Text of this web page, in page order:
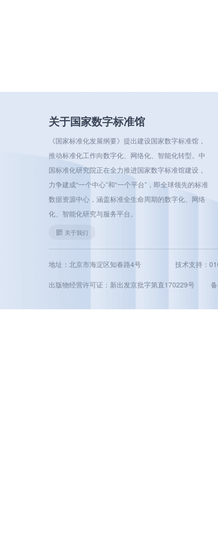
关于国家数字标准馆
《国家标准化发展纲要》提出建设国家数字标准馆，
推动标准化工作向数字化、网络化、智能化转型。中
国标准化研究院正在全力推进国家数字标准馆建设，
力争建成“一个中心”和“一个平台”，即全球领先的标准
数据资源中心，涵盖标准全生命周期的数字化、网络
化、智能化研究与服务平台。
关于我们
地址：北京市海淀区知春路4号 技术支持：
出版物经营许可证：新出发京批字第直170229号